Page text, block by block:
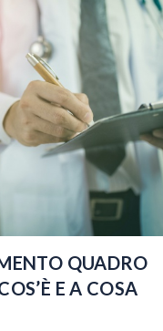
QUADRO
E A COSA